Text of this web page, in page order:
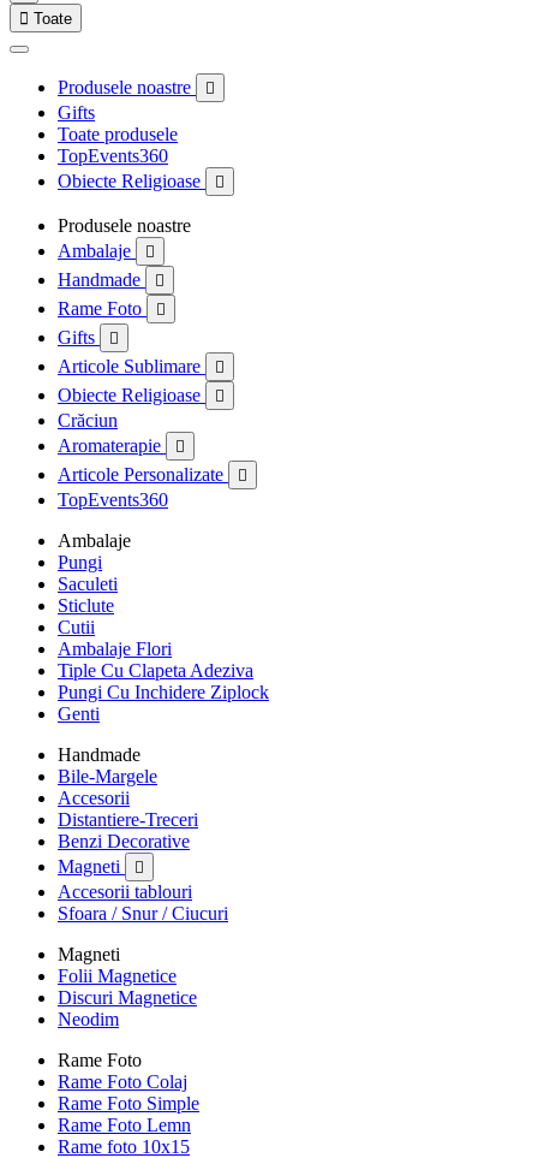
 Toate
Produsele noastre 
Gifts
Toate produsele
TopEvents360
Obiecte Religioase

Produsele noastre
Ambalaje

Handmade 
Rame Foto 
Gifts 
Articole Sublimare 
Obiecte Religioase 
Crăciun
Aromaterapie

Articole Personalizate 
TopEvents360
Ambalaje
Pungi
Saculeti
Sticlute
Cutii
Ambalaje Flori
Tiple Cu Clapeta Adeziva
Pungi Cu Inchidere Ziplock
Genti
Handmade
Bile-Margele
Accesorii
Distantiere-Treceri
Benzi Decorative
Magneti

Accesorii tablouri
Sfoara / Snur / Ciucuri
Magneti
Folii Magnetice
Discuri Magnetice
Neodim
Rame Foto
Rame Foto Colaj
Rame Foto Simple
Rame Foto Lemn
Rame foto 10x15